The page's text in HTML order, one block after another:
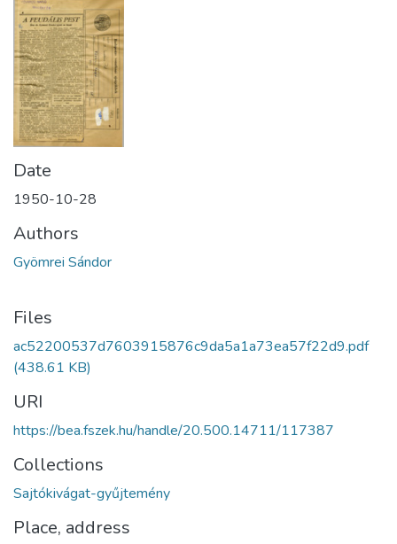
About us
Date
1950-10-28
Authors
Gyömrei Sándor
Files
ac52200537d7603915876c9da5a1a73ea57f22d9.pdf
(438.61 KB)
URI
https://bea.fszek.hu/handle/20.500.14711/117387
Collections
Sajtókivágat-gyűjtemény
Place, address